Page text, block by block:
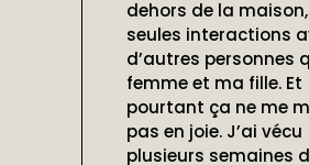
dehors de la
seules interactions
d’autres personnes
femme et ma fille. Et
pourtant ça ne me
pas en joie. J’ai vécu
plusieurs semaines